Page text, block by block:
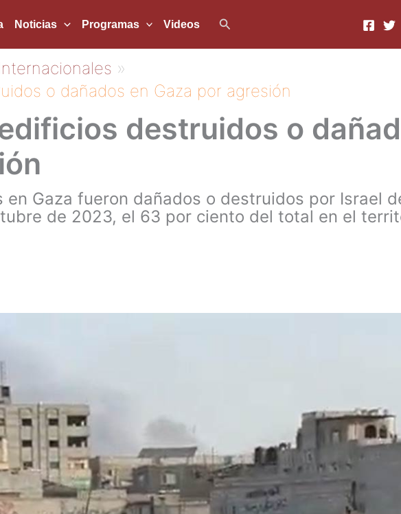
Noticias Programas Videos Buscar
o dañados en Gaza por agresión
destruidos o
en Gaza fueron dañados o destruidos por Israel
de 2023, el 63 por ciento del total en el